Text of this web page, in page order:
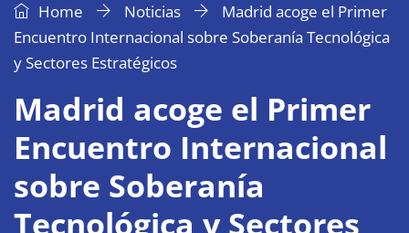
Home Noticias
Madrid acoge el Primer
Encuentro Internacional sobre Soberanía Tecnológica
y Sectores Estratégicos
Madrid acoge el Primer
Encuentro Internacional
sobre Soberanía
Tecnológica y Sectores